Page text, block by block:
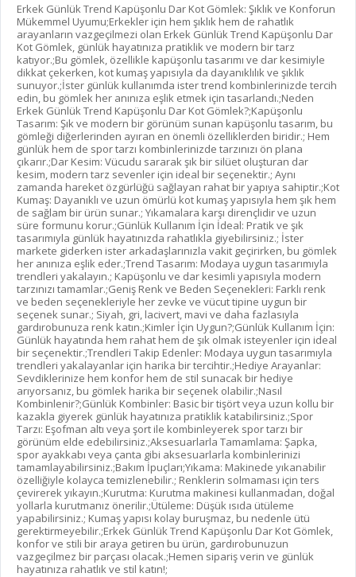
Erkek Günlük Trend Kapüşonlu Dar Kot Gömlek: Şıklık ve Konforun
Mükemmel Uyumu;Erkekler için hem şıklık hem de rahatlık
arayanların vazgeçilmezi olan Erkek Günlük Trend Kapüşonlu Dar
Kot Gömlek, günlük hayatınıza pratiklik ve modern bir tarz
katıyor.;Bu gömlek, özellikle kapüşonlu tasarımı ve dar kesimiyle
dikkat çekerken, kot kumaş yapısıyla da dayanıklılık ve şıklık
sunuyor.;İster günlük kullanımda ister trend kombinlerinizde tercih
edin, bu gömlek her anınıza eşlik etmek için tasarlandı.;Neden
Erkek Günlük Trend Kapüşonlu Dar Kot Gömlek?;Kapüşonlu
Tasarım: Şık ve modern bir görünüm sunan kapüşonlu tasarım, bu
gömleği diğerlerinden ayıran en önemli özelliklerden biridir.; Hem
günlük hem de spor tarzı kombinlerinizde tarzınızı ön plana
çıkarır.;Dar Kesim: Vücudu sararak şık bir silüet oluşturan dar
kesim, modern tarz sevenler için ideal bir seçenektir.; Aynı
zamanda hareket özgürlüğü sağlayan rahat bir yapıya sahiptir.;Kot
Kumaş: Dayanıklı ve uzun ömürlü kot kumaş yapısıyla hem şık hem
de sağlam bir ürün sunar.; Yıkamalara karşı dirençlidir ve uzun
süre formunu korur.;Günlük Kullanım İçin İdeal: Pratik ve şık
tasarımıyla günlük hayatınızda rahatlıkla giyebilirsiniz.; İster
markete giderken ister arkadaşlarınızla vakit geçirirken, bu gömlek
her anınıza eşlik eder.;Trend Tasarım: Modaya uygun tasarımıyla
trendleri yakalayın.; Kapüşonlu ve dar kesimli yapısıyla modern
tarzınızı tamamlar.;Geniş Renk ve Beden Seçenekleri: Farklı renk
ve beden seçenekleriyle her zevke ve vücut tipine uygun bir
seçenek sunar.; Siyah, gri, lacivert, mavi ve daha fazlasıyla
gardırobunuza renk katın.;Kimler İçin Uygun?;Günlük Kullanım İçin:
Günlük hayatında hem rahat hem de şık olmak isteyenler için ideal
bir seçenektir.;Trendleri Takip Edenler: Modaya uygun tasarımıyla
trendleri yakalayanlar için harika bir tercihtir.;Hediye Arayanlar:
Sevdiklerinize hem konfor hem de stil sunacak bir hediye
arıyorsanız, bu gömlek harika bir seçenek olabilir.;Nasıl
Kombinlenir?;Günlük Kombinler: Basic bir tişört veya uzun kollu bir
kazakla giyerek günlük hayatınıza pratiklik katabilirsiniz.;Spor
Tarzı: Eşofman altı veya şort ile kombinleyerek spor tarzı bir
görünüm elde edebilirsiniz.;Aksesuarlarla Tamamlama: Şapka,
spor ayakkabı veya çanta gibi aksesuarlarla kombinlerinizi
tamamlayabilirsiniz.;Bakım İpuçları;Yıkama: Makinede yıkanabilir
özelliğiyle kolayca temizlenebilir.; Renklerin solmaması için ters
çevirerek yıkayın.;Kurutma: Kurutma makinesi kullanmadan, doğal
yollarla kurutmanız önerilir.;Ütüleme: Düşük ısıda ütüleme
yapabilirsiniz.; Kumaş yapısı kolay buruşmaz, bu nedenle ütü
gerektirmeyebilir.;Erkek Günlük Trend Kapüşonlu Dar Kot Gömlek,
konfor ve stili bir araya getiren bu ürün, gardırobunuzun
vazgeçilmez bir parçası olacak.;Hemen sipariş verin ve günlük
hayatınıza rahatlık ve stil katın!;